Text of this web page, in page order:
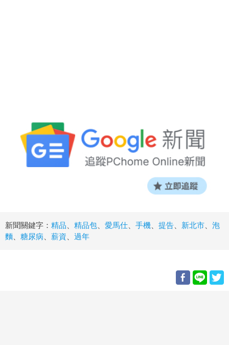
新聞關鍵字： 精品 精品包 愛馬仕 手機 提告 新北市
泡
麵
糖尿病 薪資 過年